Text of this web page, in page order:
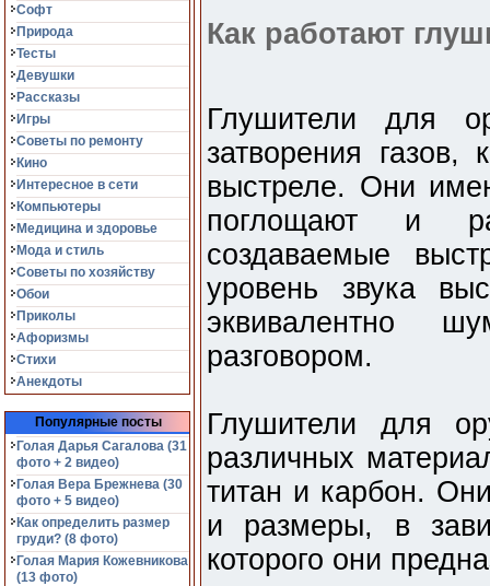
Софт
Природа
Тесты
Девушки
Рассказы
Игры
Советы по ремонту
Кино
Интересное в сети
Компьютеры
Медицина и здоровье
Мода и стиль
Советы по хозяйству
Обои
Приколы
Афоризмы
Стихи
Анекдоты
Популярные посты
Голая Дарья Сагалова (31
фото + 2 видео)
Голая Вера Брежнева (30
фото + 5 видео)
Как определить размер
груди? (8 фото)
Голая Мария Кожевникова
(13 фото)
Как работают
Глушители для
затворения газов,
выстреле. Они
поглощают и
создаваемые
уровень звука
эквивалентно
разговором.
Глушители для
различных
титан и карбон.
и размеры, в
которого они